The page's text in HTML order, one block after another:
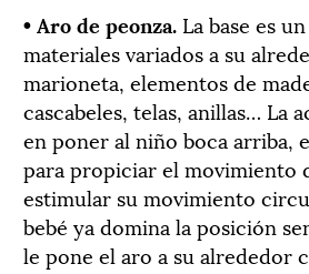
• Aro de peonza. La base es
materiales variados a su
marioneta, elementos de
cascabeles, telas, anillas… La
en poner al niño boca arriba,
para propiciar el movimiento
estimular su movimiento
bebé ya domina la posición
le pone el aro a su alrededor